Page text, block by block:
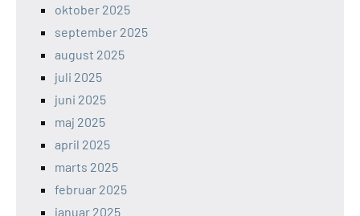
oktober 2025
september 2025
august 2025
juli 2025
juni 2025
maj 2025
april 2025
marts 2025
februar 2025
januar 2025